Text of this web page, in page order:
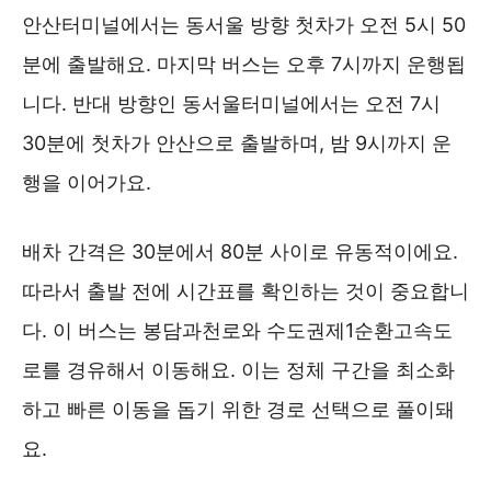
안산터미널에서는 동서울 방향 첫차가 오전 5시 50
분에 출발해요. 마지막 버스는 오후 7시까지 운행됩
니다. 반대 방향인 동서울터미널에서는 오전 7시
30분에 첫차가 안산으로 출발하며, 밤 9시까지 운
행을 이어가요.
배차 간격은 30분에서 80분 사이로 유동적이에요.
따라서 출발 전에 시간표를 확인하는 것이 중요합니
다. 이 버스는 봉담과천로와 수도권제1순환고속도
로를 경유해서 이동해요. 이는 정체 구간을 최소화
하고 빠른 이동을 돕기 위한 경로 선택으로 풀이돼
요.